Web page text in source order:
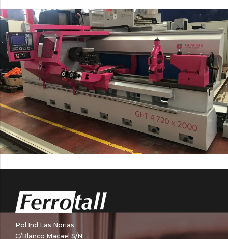
Pol.Ind Las Norias
C/Blanco Macael S/N